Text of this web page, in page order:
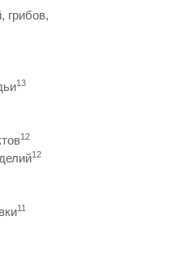
грибов,
13
12
12
11